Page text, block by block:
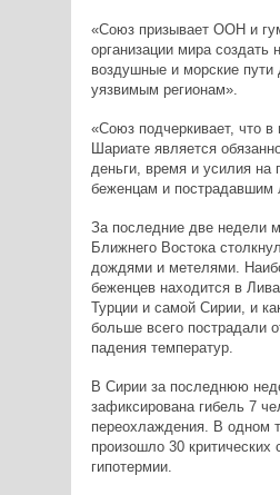
«Союз призывает ООН и
организации мира создать
воздушные и морские
уязвимым регионам».
«Союз подчеркивает, что в
Шариате является
деньги, время и усилия на
беженцам и пострадавшим
За последние две недели
Ближнего Востока
дождями и метелями.
беженцев находится в
Турции и самой Сирии, и
больше всего пострадали
падения температур.
В Сирии за последнюю
зафиксирована гибель 7
переохлаждения. В одном
произошло 30 критических
гипотермии.